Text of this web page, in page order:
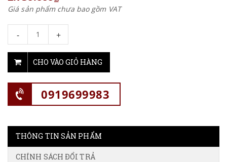
Giá sản phẩm chưa bao gồm VAT
- +
CHO VÀO GIỎ HÀNG
0919699983
THÔNG TIN SẢN PHẨM
CHÍNH SÁCH ĐỔI TRẢ